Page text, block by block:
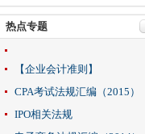
热点专题
【企业会计准则】
CPA考试法规汇编（2015）
IPO相关法规